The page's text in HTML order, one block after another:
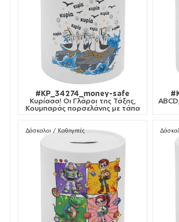
#KP_34274_money-safe
Κυρίααα! Οι Γλάροι της Τάξης,
Κουμπαράς πορσελάνης με τάπα
Δάσκαλοι / Καθηγητές